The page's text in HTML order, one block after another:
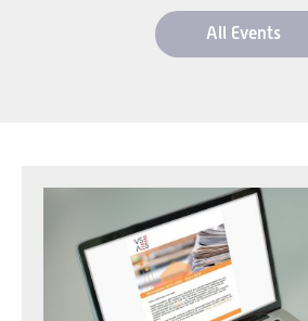
All Events